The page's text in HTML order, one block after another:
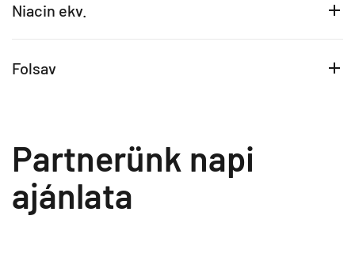
Niacin ekv.
Folsav
Partnerünk napi
ajánlata